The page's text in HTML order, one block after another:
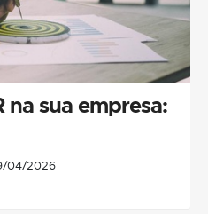
na sua empresa:
04/2026